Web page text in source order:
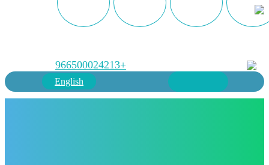
+966500024213
English